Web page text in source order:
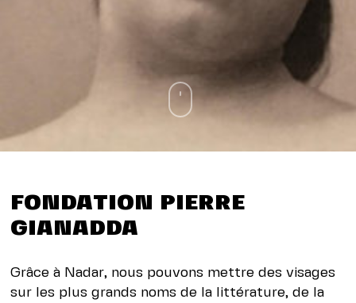
FONDATION PIERRE
GIANADDA
Grâce à Nadar, nous pouvons mettre des visages
sur les plus grands noms de la littérature, de la